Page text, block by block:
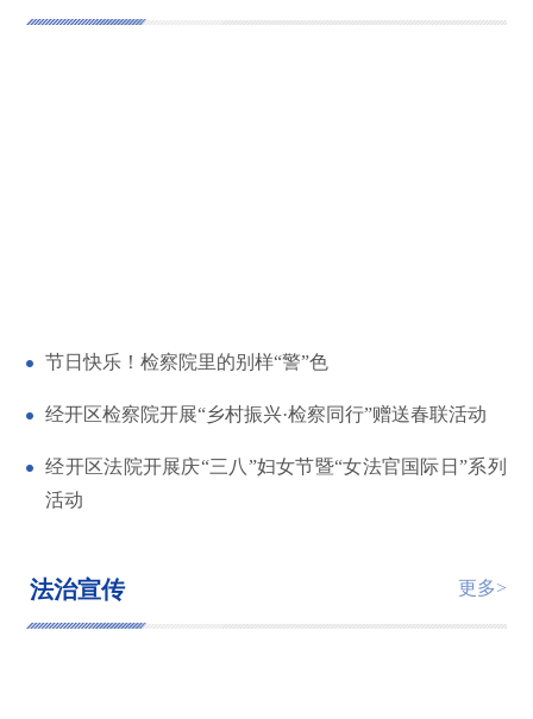
节日快乐！检察院里的别样“警”色
经开区检察院开展“乡村振兴·检察同行”赠送春联活动
经开区法院开展庆“三八”妇女节暨“女法官国际日”系列
活动
法治宣传 更多>